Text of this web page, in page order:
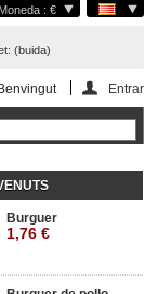
Moneda : €
(buida)
Benvingut Entrar
Burguer
1,76 €